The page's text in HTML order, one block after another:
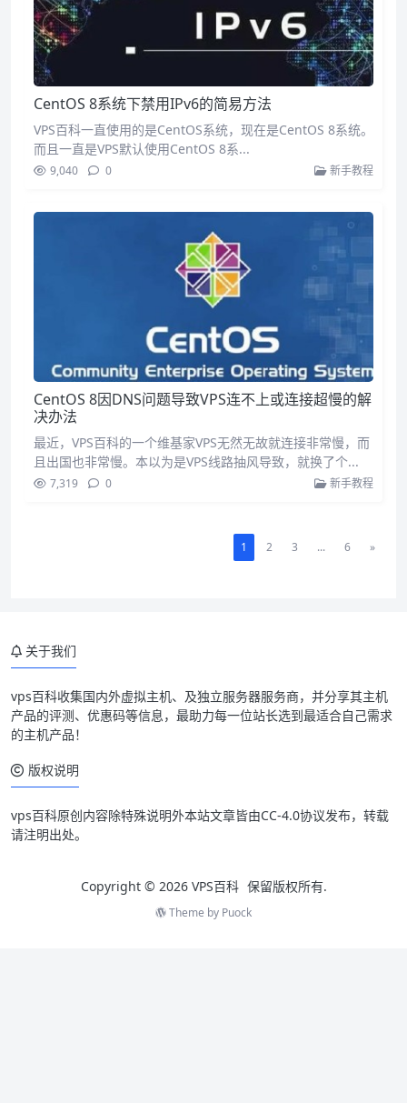
CentOS 8系统下禁用IPv6的简易方法
VPS百科一直使用的是CentOS系统，现在是CentOS 8系统。
而且一直是VPS默认使用CentOS 8系...
9,040 0 新手教程
CentOS 8因DNS问题导致VPS连不上或连接超慢的解
决办法
最近，VPS百科的一个维基家VPS无然无故就连接非常慢，而
且出国也非常慢。本以为是VPS线路抽风导致，就换了个...
7,319 0 新手教程
1 2 3 ... 6 »
关于我们
vps百科收集国内外虚拟主机、及独立服务器服务商，并分享其主机
产品的评测、优惠码等信息，最助力每一位站长选到最适合自己需求
的主机产品！
版权说明
vps百科原创内容除特殊说明外本站文章皆由CC-4.0协议发布，转载
请注明出处。
Copyright © 2026 VPS百科 保留版权所有.
Theme by Puock